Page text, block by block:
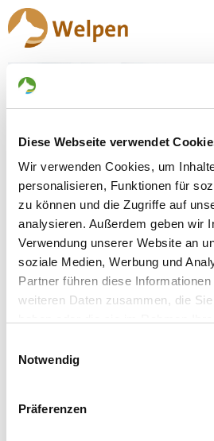
Diese Webseite verwendet
Wir verwenden Cookies, um
personalisieren, Funktionen für
zu können und die Zugriffe auf
analysieren. Außerdem geben wir
Verwendung unserer Website an
soziale Medien, Werbung und
Partner führen diese
weiteren Daten zusammen, die
Cookies, wenn Sie unsere
Notwendig
Präferenzen
vom Haus
Gründungsdatum:
Züchter
Ludwig Zieglmayer
Volksbadstr. 49
84056 Rottenburg
Kontakt
08781-663
mail@zieglmayer.de